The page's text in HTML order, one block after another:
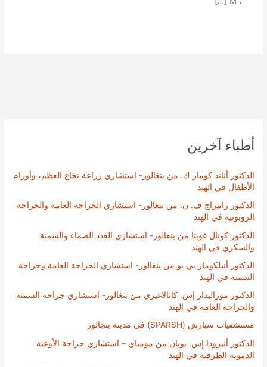
أطباء آخرين
الدكتور أناند كومار ك. من بنغالور- استشاري زراعة نخاع العظم، وأورام
الأطفال في الهند
الدكتور رامراج ف. ن. من بنغالور- استشاري الجراحة العامة والجراحة
الروبوتية في الهند
الدكتور كونال غوبتا من بنغالور- استشاري الغدد الصماء والسمنة
والسكري في الهند
الدكتور أنيلكومار بي يو من بنغالور- استشاري الجراحة العامة وجراحة
السمنة في الهند
الدكتور موراليدار إس. كاثالاغيري من بنغالور- استشاري جراحة السمنة
والجراحة العامة في الهند
مستشفيات سبارش (SPARSH) في مدينة بنجالور
الدكتور أنيرودا إس. بويان من مومباي – استشاري جراحة الأوعية
الدموية الطرفية في الهند